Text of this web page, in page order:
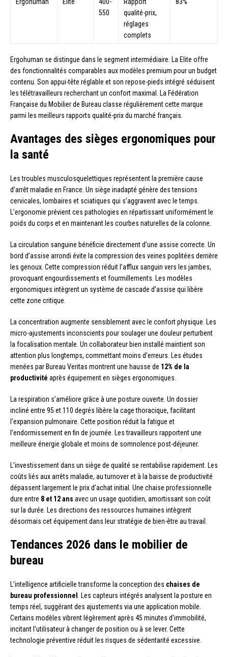
Ergohuman Elite
400-
550
Rapport
qualité-prix,
réglages
complets
83%
Ergohuman se distingue dans le segment intermédiaire. La Elite offre
des fonctionnalités comparables aux modèles premium pour un budget
contenu. Son appui-tête réglable et son repose-pieds intégré séduisent
les télétravailleurs recherchant un confort maximal. La Fédération
Française du Mobilier de Bureau classe régulièrement cette marque
parmi les meilleurs rapports qualité-prix du marché français.
Avantages des sièges ergonomiques pour
la santé
Les troubles musculosquelettiques représentent la première cause
d’arrêt maladie en France. Un siège inadapté génère des tensions
cervicales, lombaires et sciatiques qui s’aggravent avec le temps.
L’ergonomie prévient ces pathologies en répartissant uniformément le
poids du corps et en maintenant les courbes naturelles de la colonne.
La circulation sanguine bénéficie directement d’une assise correcte. Un
bord d’assise arrondi évite la compression des veines poplitées derrière
les genoux. Cette compression réduit l’afflux sanguin vers les jambes,
provoquant engourdissements et fourmillements. Les modèles
ergonomiques intègrent un système de cascade d’assise qui libère
cette zone critique.
La concentration augmente sensiblement avec le confort physique. Les
micro-ajustements inconscients pour soulager une douleur perturbent
la focalisation mentale. Un collaborateur bien installé maintient son
attention plus longtemps, commettant moins d’erreurs. Les études
menées par Bureau Veritas montrent une hausse de 12% de la
productivité après équipement en sièges ergonomiques.
La respiration s’améliore grâce à une posture ouverte. Un dossier
incliné entre 95 et 110 degrés libère la cage thoracique, facilitant
l’expansion pulmonaire. Cette position réduit la fatigue et
l’endormissement en fin de journée. Les travailleurs rapportent une
meilleure énergie globale et moins de somnolence post-déjeuner.
L’investissement dans un siège de qualité se rentabilise rapidement. Les
coûts liés aux arrêts maladie, au turnover et à la baisse de productivité
dépassent largement le prix d’achat initial. Une chaise professionnelle
dure entre 8 et 12 ans avec un usage quotidien, amortissant son coût
sur la durée. Les directions des ressources humaines intègrent
désormais cet équipement dans leur stratégie de bien-être au travail.
Tendances 2026 dans le mobilier de
bureau
L’intelligence artificielle transforme la conception des chaises de
bureau professionnel . Les capteurs intégrés analysent la posture en
temps réel, suggérant des ajustements via une application mobile.
Certains modèles vibrent légèrement après 45 minutes d’immobilité,
incitant l’utilisateur à changer de position ou à se lever. Cette
technologie préventive réduit les risques de sédentarité excessive.